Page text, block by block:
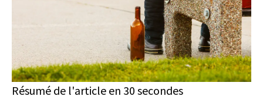
Résumé de l'article en 30 secondes